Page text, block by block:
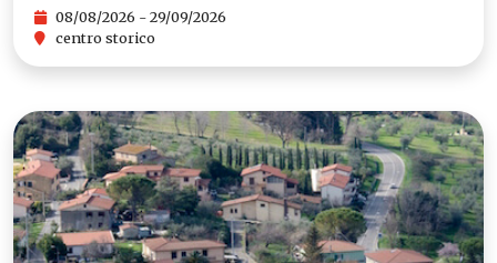
08/08/2026 - 29/09/2026
centro storico